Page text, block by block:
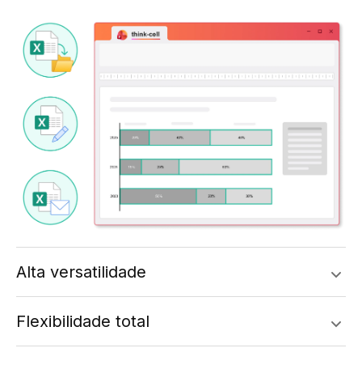
Alta versatilidade
Flexibilidade total